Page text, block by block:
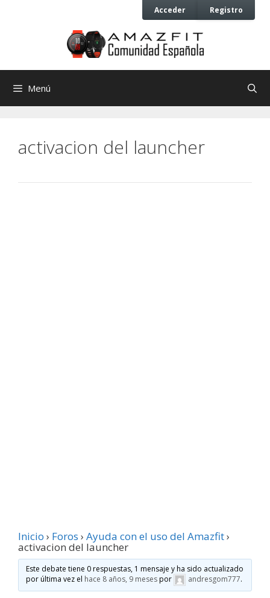
Acceder Registro
Menú
activacion del launcher
Inicio › Foros › Ayuda con el uso del Amazfit›
activacion del launcher
Este debate tiene 0 respuestas, 1 mensaje y ha sido actualizado
por última vez el hace 8 años, 9 mesespor andresgom777.